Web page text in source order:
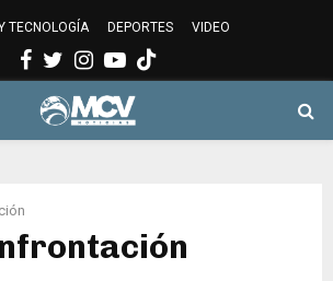
TECNOLOGÍA DEPORTES VIDEO
Facebook
Twitter
Instagram
Youtube